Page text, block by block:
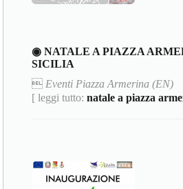
◉ NATALE A PIAZZA
SICILIA
 Eventi Piazza Armerina (EN)
[ leggi tutto:natale a piazza